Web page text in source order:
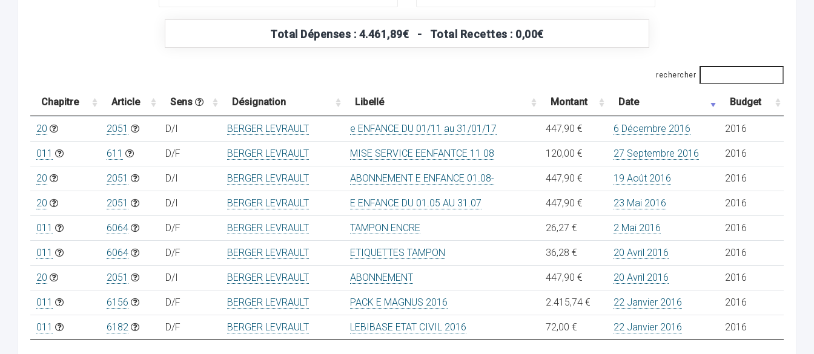
Total Dépenses : 4.461,89€ - Total Recettes : 0,00€
rechercher
Chapitre Article Sens Désignation Libellé Montant Date Budget
20 2051 D/I BERGER LEVRAULT e ENFANCE DU 01/11 au 31/01/17 447,90 € 6 Décembre 2016 2016
011 611 D/F BERGER LEVRAULT MISE SERVICE EENFANTCE 11 08 120,00 € 27 Septembre 2016 2016
20 2051 D/I BERGER LEVRAULT ABONNEMENT E ENFANCE 01.08- 447,90 € 19 Août 2016 2016
20 2051 D/I BERGER LEVRAULT E ENFANCE DU 01.05 AU 31.07 447,90 € 23 Mai 2016 2016
011 6064 D/F BERGER LEVRAULT TAMPON ENCRE 26,27 € 2 Mai 2016 2016
011 6064 D/F BERGER LEVRAULT ETIQUETTES TAMPON 36,28 € 20 Avril 2016 2016
20 2051 D/I BERGER LEVRAULT ABONNEMENT 447,90 € 20 Avril 2016 2016
011 6156 D/F BERGER LEVRAULT PACK E MAGNUS 2016 2.415,74 € 22 Janvier 2016 2016
011 6182 D/F BERGER LEVRAULT LEBIBASE ETAT CIVIL 2016 72,00 € 22 Janvier 2016 2016